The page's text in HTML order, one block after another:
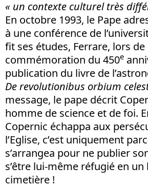
« un contexte culturel très
En octobre 1993, le Pape
à une conférence de
fit ses études, Ferrare, lors de
commémoration du 450e
publication du livre de
De revolutionibus orbium
message, le pape décrit
homme de science et de foi.
Copernic échappa aux
l’Eglise, c’est uniquement
s’arrangea pour ne publier
s’être lui-même réfugié en un
cimetière !